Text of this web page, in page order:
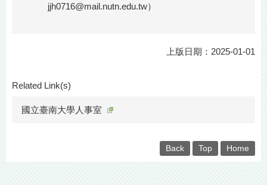
jjh0716@mail.nutn.edu.tw）
上版日期：2025-01-01
Related Link(s)
國立臺南大學人事室
Back Top Home